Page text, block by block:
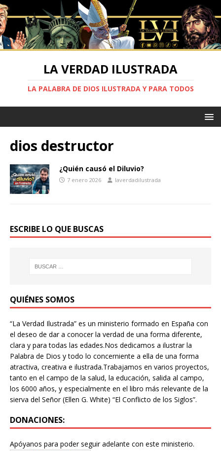
LA VERDAD ILUSTRADA
LA PALABRA DE DIOS ILUSTRADA Y PARA TODOS
dios destructor
¿Quién causó el Diluvio?
7 enero 2026 laverdadilustrada
ESCRIBE LO QUE BUSCAS
QUIÉNES SOMOS
“La Verdad Ilustrada” es un ministerio formado en España con
el deseo de dar a conocer la verdad de una forma diferente,
clara y para todas las edades.Nos dedicamos a ilustrar la
Palabra de Dios y todo lo concerniente a ella de una forma
atractiva, creativa e ilustrada.Trabajamos en varios proyectos,
tanto en el campo de la salud, la educación, salida al campo,
los 6000 años, y especialmente en el libro más relevante de la
sierva del Señor (Ellen G. White) “El Conflicto de los Siglos”.
DONACIONES:
Apóyanos para poder seguir adelante con este ministerio.